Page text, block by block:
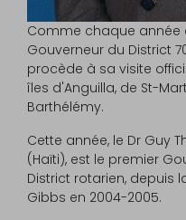
Comme chaque année
Gouverneur du District
procède à sa visite
îles d'Anguilla, de St-
Barthélémy.
Cette année, le Dr Guy
(Haïti), est le premier
District rotarien, depuis
Gibbs en 2004-2005.